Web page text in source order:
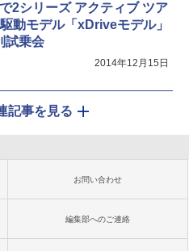
2シリーズ アクティブ ツア
動モデル「xDriveモデル」
試乗会
2014年12月15日
記事を見る
お問い合わせ
編集部へのご連絡